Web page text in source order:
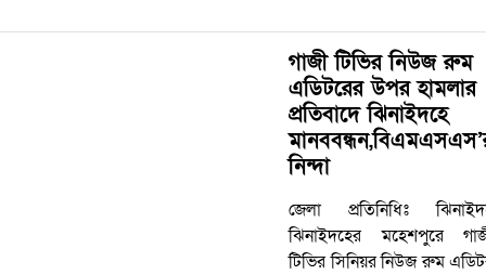
ঘটনায় সারাদেশে তীব্র নিন্দা ও
প্রতিবাদের ঝড় উঠেছে।
জাতীয় দৈনিক সংবাদ
সারাবেলা ও কেটিভি…
গাজী টিভির নিউজ রুম
এডিটরের উপর হামলার
প্রতিবাদে ঝিনাইদহে
নিন্দা
জেলা প্রতিনিধিঃ
ঝিনাইদহের মহেশপুরে
টিভির সিনিয়র নিউজ রুম